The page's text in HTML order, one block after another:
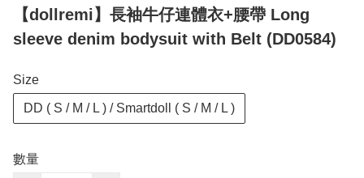
【dollremi】長袖牛仔連體衣+腰帶 Long
sleeve denim bodysuit with Belt (DD0584)
Size
DD ( S / M / L ) / Smartdoll ( S / M / L )
數量